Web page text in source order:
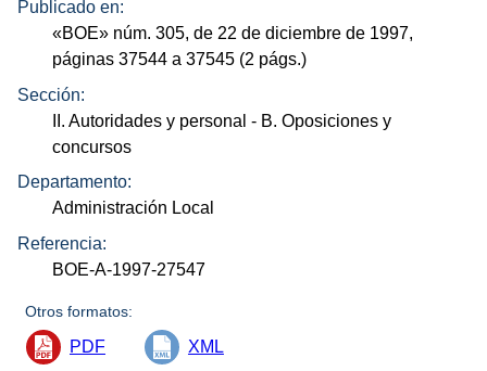
Publicado en:
«BOE» núm. 305, de 22 de diciembre de 1997,
páginas 37544 a 37545 (2 págs.)
Sección:
II. Autoridades y personal - B. Oposiciones y
concursos
Departamento:
Administración Local
Referencia:
BOE-A-1997-27547
Otros formatos:
PDF XML